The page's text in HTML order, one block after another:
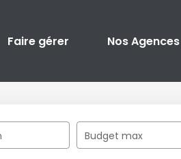
Faire gérer Nos Agences
Budget max